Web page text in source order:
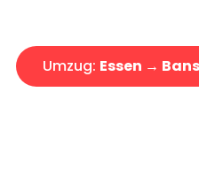
Umzug: Essen →